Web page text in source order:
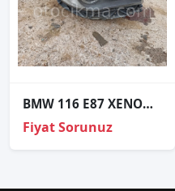
BMW 116 E87 XENON SAĞ SOL FAR
Fiyat Sorunuz